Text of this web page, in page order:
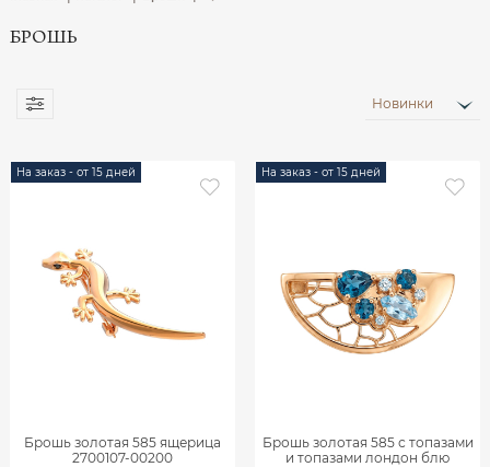
БРОШЬ
Новинки
На заказ - от 15 дней
Брошь золотая 585 ящерица
2700107-00200
На заказ - от 15 дней
Брошь золотая 585 с топазами
и топазами лондон блю